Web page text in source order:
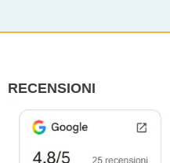
b
RECENSIONI